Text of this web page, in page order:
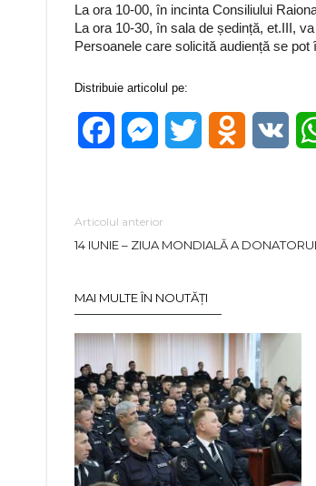
La ora 10-00, în incinta Consiliului
La ora 10-30, în sala de ședință, et.III,
Persoanele care solicită audiență se
Distribuie articolul pe:
FacebookMessenger
Twitter VK
Articolul anterior
14 IUNIE – ZIUA MONDIALĂ A
MAI MULTE ÎN NOUTĂȚI